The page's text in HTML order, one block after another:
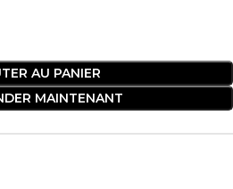
AU PANIER
MAINTENANT